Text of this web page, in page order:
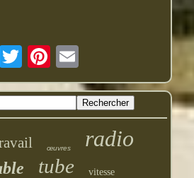
œuvres radio
tube vitesse